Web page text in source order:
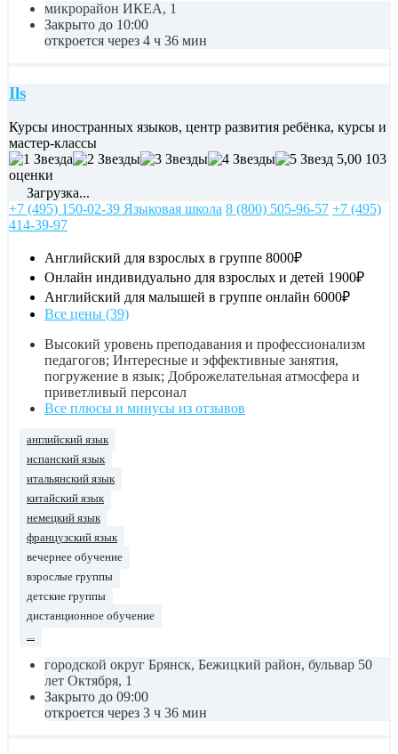
микрорайон ИКЕА, 1
Закрыто до 10:00
откроется через 4 ч 36 мин
Ils
Курсы иностранных языков, центр развития ребёнка, курсы и
мастер-классы
5,00 103
оценки
Загрузка...
+7 (495) 150-02-39 Языковая школа 8 (800) 505-96-57 +7 (495)
414-39-97
Английский для взрослых в группе 8000₽
Онлайн индивидуально для взрослых и детей 1900₽
Английский для малышей в группе онлайн 6000₽
Все цены (39)
Высокий уровень преподавания и профессионализм
педагогов; Интересные и эффективные занятия,
погружение в язык; Доброжелательная атмосфера и
приветливый персонал
Все плюсы и минусы из отзывов
английский язык
испанский язык
итальянский язык
китайский язык
немецкий язык
французский язык
вечернее обучение
взрослые группы
детские группы
дистанционное обучение
...
городской округ Брянск, Бежицкий район, бульвар 50
лет Октября, 1
Закрыто до 09:00
откроется через 3 ч 36 мин